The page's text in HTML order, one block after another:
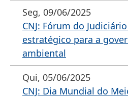
Seg, 09/06/2025
CNJ: Fórum do
estratégico para a
ambiental
Qui, 05/06/2025
CNJ: Dia Mundial do